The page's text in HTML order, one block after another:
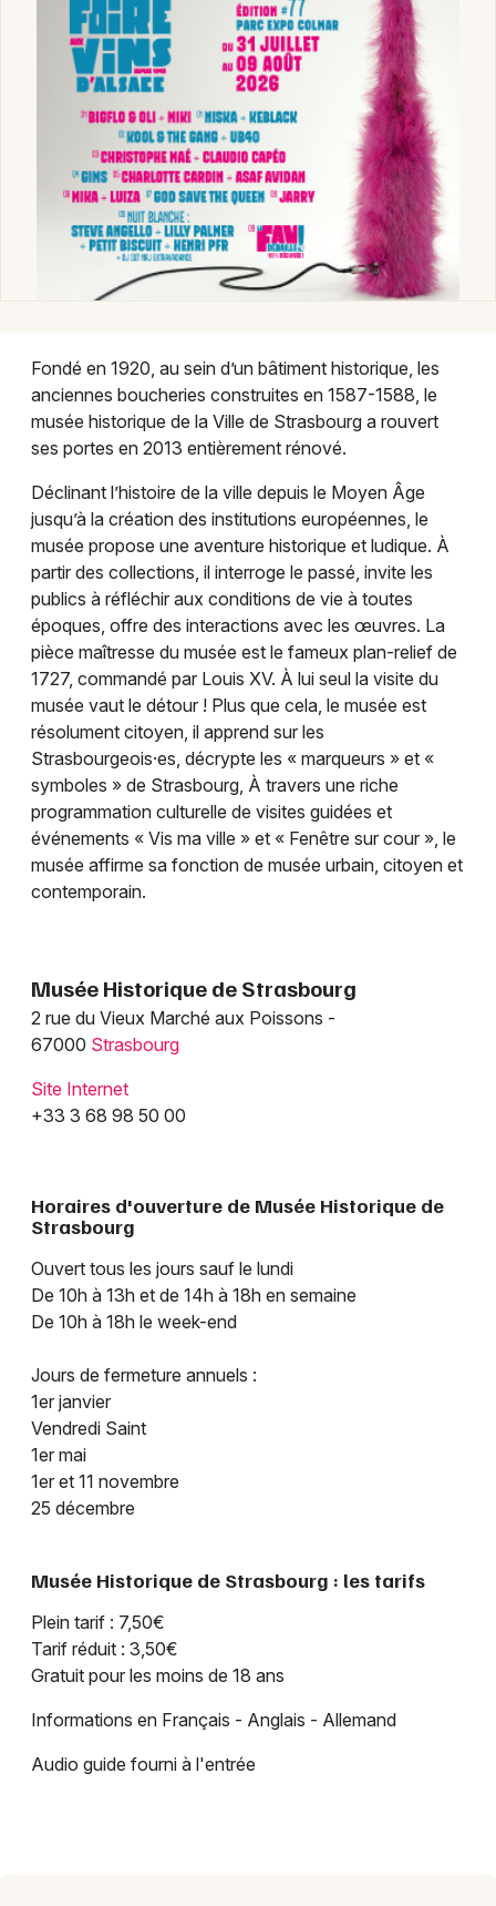
Musée dans le Grand Est
Jeux concours
Newsletter des sorties
Artistes en tournée
Magazine à Strasbourg
Actus tourisme & loisirs
Restaurants
67 - Bas-Rhin
Choisir mes départements
Mon email
Fondé en 1920, au sein d’un bâtiment historique, les
anciennes boucheries construites en 1587-1588, le
musée historique de la Ville de Strasbourg a rouvert
ses portes en 2013 entièrement rénové.
Déclinant l’histoire de la ville depuis le Moyen Âge
jusqu’à la création des institutions européennes, le
musée propose une aventure historique et ludique. À
partir des collections, il interroge le passé, invite les
publics à réfléchir aux conditions de vie à toutes
époques, offre des interactions avec les œuvres. La
pièce maîtresse du musée est le fameux plan-relief de
1727, commandé par Louis XV. À lui seul la visite du
musée vaut le détour ! Plus que cela, le musée est
résolument citoyen, il apprend sur les
Strasbourgeois·es, décrypte les « marqueurs » et «
symboles » de Strasbourg, À travers une riche
programmation culturelle de visites guidées et
événements « Vis ma ville » et « Fenêtre sur cour », le
musée affirme sa fonction de musée urbain, citoyen et
contemporain.
Musée Historique de Strasbourg
2 rue du Vieux Marché aux Poissons -
67000 Strasbourg
Site Internet
+33 3 68 98 50 00
Horaires d'ouverture de Musée Historique de
Strasbourg
Ouvert tous les jours sauf le lundi
De 10h à 13h et de 14h à 18h en semaine
De 10h à 18h le week-end
Jours de fermeture annuels :
1er janvier
Vendredi Saint
1er mai
1er et 11 novembre
25 décembre
Musée Historique de Strasbourg : les tarifs
Plein tarif : 7,50€
Tarif réduit : 3,50€
Gratuit pour les moins de 18 ans
Informations en Français - Anglais - Allemand
Audio guide fourni à l'entrée